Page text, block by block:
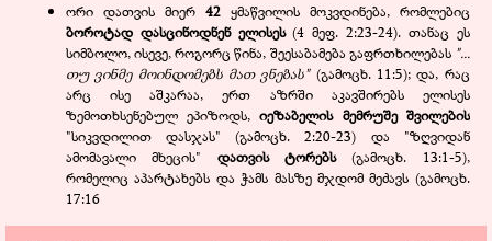
ორი დათვის მიერ 42 ყმაწვილის მოკვდინება, რომლებიც
ბოროტად დასცინოდნენ ელისეს(4 მეფ. 2:23-24). თანაც ეს
სიმბოლო, ისევე, როგორც წინა, შეესაბამება გაფრთხილებას "...
თუ ვინმე მოინდომებს მათ ვნებას" (გამოცხ. 11:5); და, რაც
არც ისე აშკარაა, ერთ აზრში აკავშირებს ელისეს
ზემოთხსენებულ ეპიზოდს,იეზაბელის მემრუშე შვილების
"სიკვდილით დასჯას" (გამოცხ. 2:20-23) და "ზღვიდან
ამომავალი მხეცის" დათვის ტორებს(გამოცხ. 13:1-5),
რომელიც აპარტახებს და ჭამს მასზე მჯდომ მეძავს (გამოცხ.
17:16